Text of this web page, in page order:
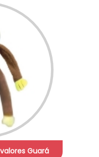
Guará